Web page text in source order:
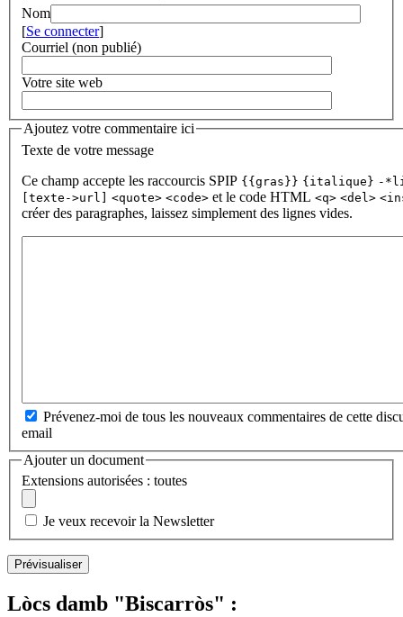
Nom
[Se connecter]
Courriel (non publié)
Votre site web
Ajoutez votre commentaire ici
Texte de votre message
Ce champ accepte les raccourcis SPIP {{gras}} {italique} -
[texte->url] <quote> <code> et le code HTML <q> <del>
créer des paragraphes, laissez simplement des lignes vides.
Prévenez-moi de tous les nouveaux commentaires de cette
email
Ajouter un document
Extensions autorisées : toutes
Je veux recevoir la Newsletter
Lòcs damb "Biscarròs" :